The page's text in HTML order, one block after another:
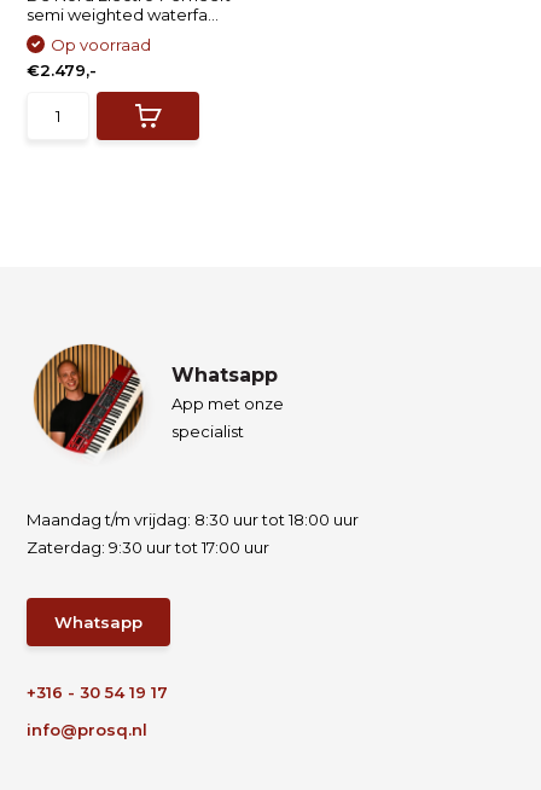
semi weighted waterfa...
Op voorraad
€2.479,-
Whatsapp
App met onze
specialist
Maandag t/m vrijdag: 8:30 uur tot 18:00 uur
Zaterdag: 9:30 uur tot 17:00 uur
Whatsapp
+316 - 30 54 19 17
info@prosq.nl